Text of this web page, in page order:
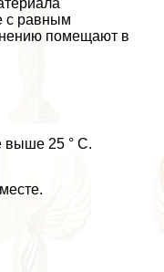
с равным
помещают в
выше 25 ° С.